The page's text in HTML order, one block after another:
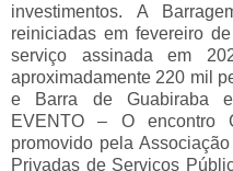
investimentos. A
reiniciadas em fevereiro
serviço assinada em
aproximadamente 220 mil
e Barra de Guabiraba
EVENTO – O encontro
promovido pela
Privadas de Serviços